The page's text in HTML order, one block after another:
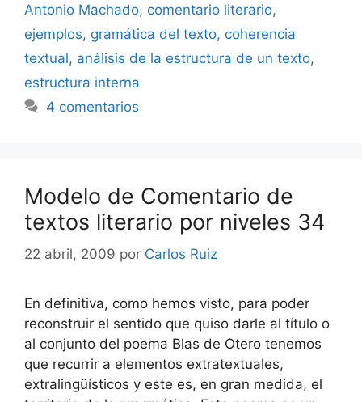
Antonio Machado, comentario literario,
ejemplos, gramática del texto, coherencia
textual, análisis de la estructura de un texto,
estructura interna
4 comentarios
Modelo de Comentario de
textos literario por niveles 34
22 abril, 2009 por Carlos Ruiz
En definitiva, como hemos visto, para poder
reconstruir el sentido que quiso darle al título o
al conjunto del poema Blas de Otero tenemos
que recurrir a elementos extratextuales,
extralingüísticos y este es, en gran medida, el